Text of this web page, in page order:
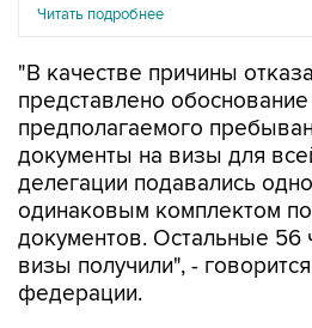
Читать подробнее
"В качестве причины
представлено
предполагаемого
документы на визы для
делегации подавались
одинаковым комплектом
документов. Остальные 56
визы получили", -
федерации.